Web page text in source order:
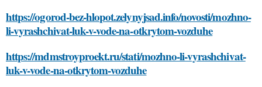
https://ogorod-bez-hlopot.zelynyjsad.info/novosti/mozhno-
li-vyrashchivat-luk-v-vode-na-otkrytom-vozduhe
https://mdmstroyproekt.ru/stati/mozhno-li-vyrashchivat-
luk-v-vode-na-otkrytom-vozduhe